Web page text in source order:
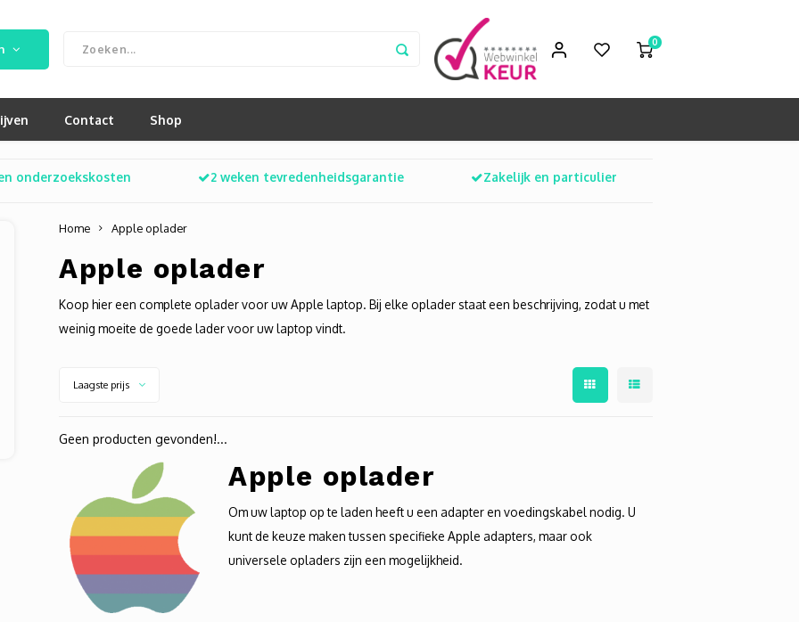
0
Contact Shop
onderzoekskosten 2 weken tevredenheidsgarantie Zakelijk en particulier
Home Apple oplader
Apple oplader
Koop hier een complete oplader voor uw Apple laptop. Bij elke oplader staat een beschrijving, zodat u met
weinig moeite de goede lader voor uw laptop vindt.
Laagste prijs
Geen producten gevonden!...
Apple oplader
Om uw laptop op te laden heeft u een adapter en voedingskabel nodig. U
kunt de keuze maken tussen specifieke Apple adapters, maar ook
universele opladers zijn een mogelijkheid.